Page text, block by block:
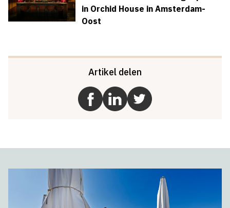
in Orchid House in Amsterdam-
Oost
Artikel delen